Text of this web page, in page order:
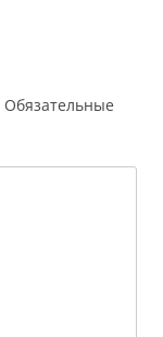
Обязательные